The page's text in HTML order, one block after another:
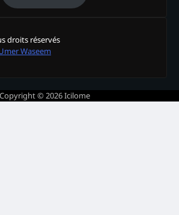
droits réservés
Waseem
Copyright © 2026Icilome